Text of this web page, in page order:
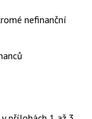
nefinanční